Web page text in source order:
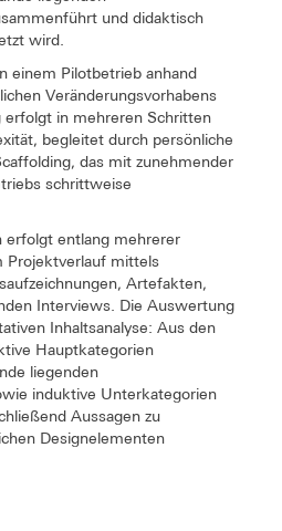
und didaktisch
wird.
einem Pilotbetrieb anhand
Veränderungsvorhabens
in mehreren Schritten
begleitet durch persönliche
das mit zunehmender
schrittweise
erfolgt entlang mehrerer
Projektverlauf mittels
Artefakten,
Interviews. Die Auswertung
Inhaltsanalyse: Aus den
Hauptkategorien
liegenden
induktive Unterkategorien
Aussagen zu
Designelementen